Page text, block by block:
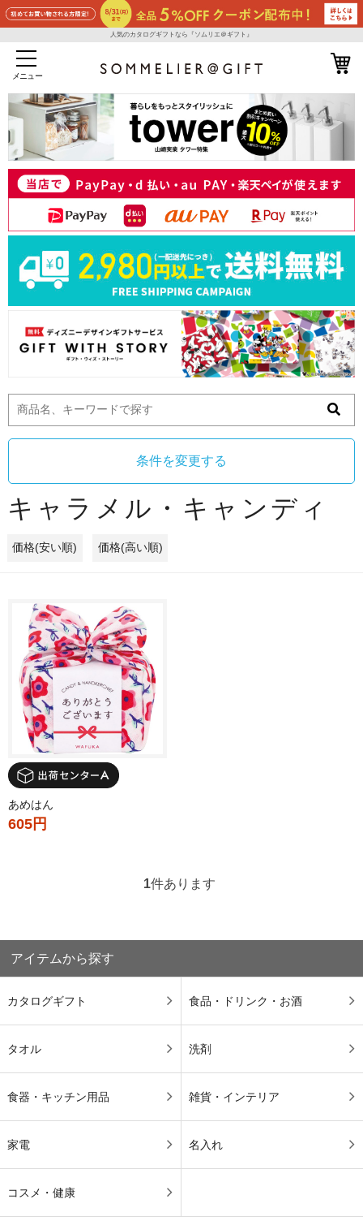
人気のカタログギフトなら『ソムリエ＠ギフト』
メニュー
条件を変更する
キャラメル・キャンディ
価格(安い順) 価格(高い順)
あめはん
605円
1件あります
アイテムから探す
カタログギフト 食品・ドリンク・お酒
タオル 洗剤
食器・キッチン用品 雑貨・インテリア
家電 名入れ
コスメ・健康